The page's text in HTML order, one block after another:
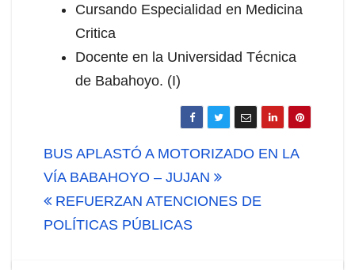
Cursando Especialidad en Medicina
Critica
Docente en la Universidad Técnica
de Babahoyo. (I)
Navegación
de
entradas
BUS APLASTÓ A MOTORIZADO EN LA
VÍA BABAHOYO – JUJAN
REFUERZAN ATENCIONES DE
POLÍTICAS PÚBLICAS